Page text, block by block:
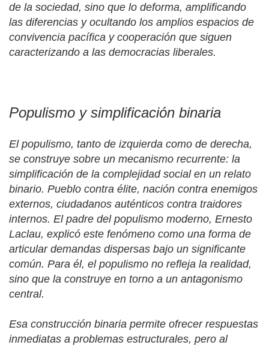
de la sociedad, sino que lo deforma, amplificando
las diferencias y ocultando los amplios espacios de
convivencia pacífica y cooperación que siguen
caracterizando a las democracias liberales.
Populismo y simplificación binaria
El populismo, tanto de izquierda como de derecha,
se construye sobre un mecanismo recurrente: la
simplificación de la complejidad social en un relato
binario. Pueblo contra élite, nación contra enemigos
externos, ciudadanos auténticos contra traidores
internos. El padre del populismo moderno, Ernesto
Laclau, explicó este fenómeno como una forma de
articular demandas dispersas bajo un significante
común. Para él, el populismo no refleja la realidad,
sino que la construye en torno a un antagonismo
central.
Esa construcción binaria permite ofrecer respuestas
inmediatas a problemas estructurales, pero al